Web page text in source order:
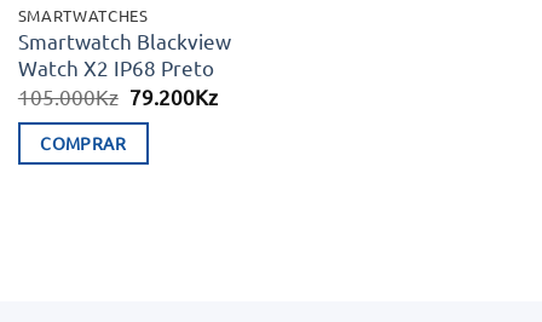
SMARTWATCHES
Smartwatch Blackview
Watch X2 IP68 Preto
105.000Kz O
era:
79.200KzO
COMPRAR